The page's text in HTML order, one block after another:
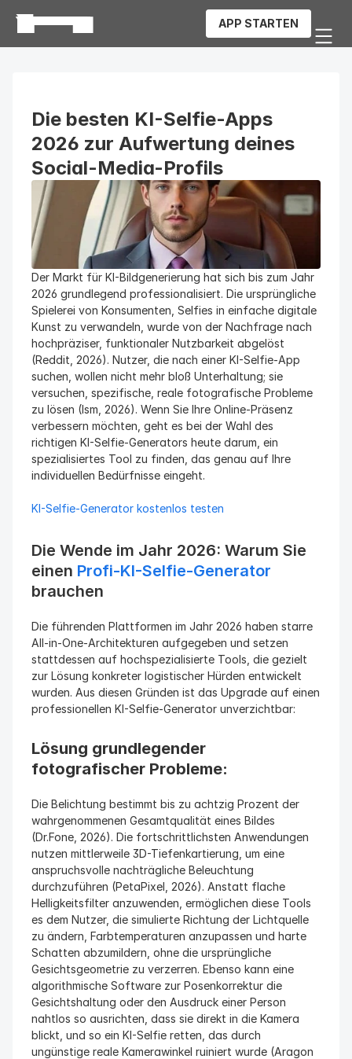
APP STARTEN
Die besten KI-Selfie-Apps
2026 zur Aufwertung deines
Social-Media-Profils
Der Markt für KI-Bildgenerierung hat sich bis zum Jahr
2026 grundlegend professionalisiert. Die ursprüngliche
Spielerei von Konsumenten, Selfies in einfache digitale
Kunst zu verwandeln, wurde von der Nachfrage nach
hochpräziser, funktionaler Nutzbarkeit abgelöst
(Reddit, 2026). Nutzer, die nach einer KI-Selfie-App
suchen, wollen nicht mehr bloß Unterhaltung; sie
versuchen, spezifische, reale fotografische Probleme
zu lösen (Ism, 2026). Wenn Sie Ihre Online-Präsenz
verbessern möchten, geht es bei der Wahl des
richtigen KI-Selfie-Generators heute darum, ein
spezialisiertes Tool zu finden, das genau auf Ihre
individuellen Bedürfnisse eingeht.
KI-Selfie-Generator kostenlos testen
Die Wende im Jahr 2026: Warum Sie
einen Profi-KI-Selfie-Generator
brauchen
Die führenden Plattformen im Jahr 2026 haben starre
All-in-One-Architekturen aufgegeben und setzen
stattdessen auf hochspezialisierte Tools, die gezielt
zur Lösung konkreter logistischer Hürden entwickelt
wurden. Aus diesen Gründen ist das Upgrade auf einen
professionellen KI-Selfie-Generator unverzichtbar:
Lösung grundlegender
fotografischer Probleme:
Die Belichtung bestimmt bis zu achtzig Prozent der
wahrgenommenen Gesamtqualität eines Bildes
(Dr.Fone, 2026). Die fortschrittlichsten Anwendungen
nutzen mittlerweile 3D-Tiefenkartierung, um eine
anspruchsvolle nachträgliche Beleuchtung
durchzuführen (PetaPixel, 2026). Anstatt flache
Helligkeitsfilter anzuwenden, ermöglichen diese Tools
es dem Nutzer, die simulierte Richtung der Lichtquelle
zu ändern, Farbtemperaturen anzupassen und harte
Schatten abzumildern, ohne die ursprüngliche
Gesichtsgeometrie zu verzerren. Ebenso kann eine
algorithmische Software zur Posenkorrektur die
Gesichtshaltung oder den Ausdruck einer Person
nahtlos so ausrichten, dass sie direkt in die Kamera
blickt, und so ein KI-Selfie retten, das durch
ungünstige reale Kamerawinkel ruiniert wurde (Aragon